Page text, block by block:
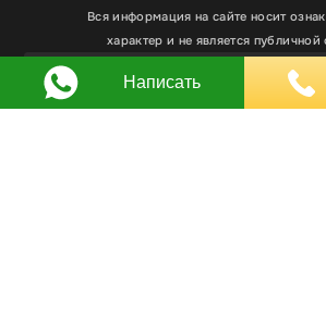
Вся информация на сайте носит
характер и не является
Любое использование материалов,
дизайна и оформления, в том числе
файлы cookie. Вы всегда можете отключить файлы
cookie в настройках браузера.
Написать